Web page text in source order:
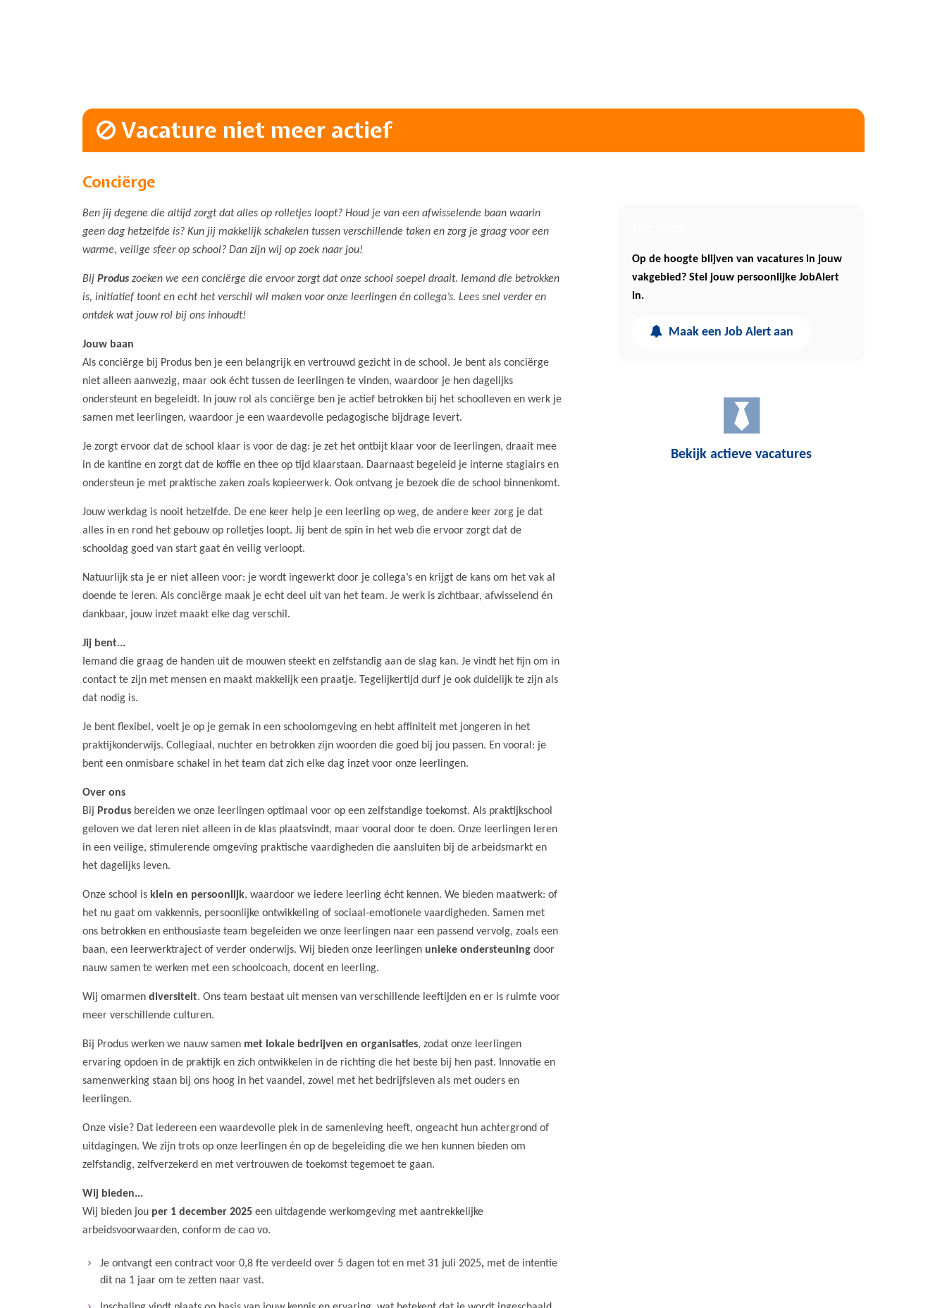
Vacature niet meer actief
Conciërge
Ben jij degene die altijd zorgt dat alles op rolletjes loopt? Houd je van een afwisselende baan waarin
geen dag hetzelfde is? Kun jij makkelijk schakelen tussen verschillende taken en zorg je graag voor een
warme, veilige sfeer op school? Dan zijn wij op zoek naar jou!
Bij Produs zoeken we een conciërge die ervoor zorgt dat onze school soepel draait. Iemand die betrokken
is, initiatief toont en echt het verschil wil maken voor onze leerlingen én collega’s. Lees snel verder en
ontdek wat jouw rol bij ons inhoudt!
Jouw baan
Als conciërge bij Produs ben je een belangrijk en vertrouwd gezicht in de school. Je bent als conciërge
niet alleen aanwezig, maar ook écht tussen de leerlingen te vinden, waardoor je hen dagelijks
ondersteunt en begeleidt. In jouw rol als conciërge ben je actief betrokken bij het schoolleven en werk je
samen met leerlingen, waardoor je een waardevolle pedagogische bijdrage levert.
Je zorgt ervoor dat de school klaar is voor de dag: je zet het ontbijt klaar voor de leerlingen, draait mee
in de kantine en zorgt dat de koffie en thee op tijd klaarstaan. Daarnaast begeleid je interne stagiairs en
ondersteun je met praktische zaken zoals kopieerwerk. Ook ontvang je bezoek die de school binnenkomt.
Jouw werkdag is nooit hetzelfde. De ene keer help je een leerling op weg, de andere keer zorg je dat
alles in en rond het gebouw op rolletjes loopt. Jij bent de spin in het web die ervoor zorgt dat de
schooldag goed van start gaat én veilig verloopt.
Natuurlijk sta je er niet alleen voor: je wordt ingewerkt door je collega’s en krijgt de kans om het vak al
doende te leren. Als conciërge maak je echt deel uit van het team. Je werk is zichtbaar, afwisselend én
dankbaar, jouw inzet maakt elke dag verschil.
Jij bent...
Iemand die graag de handen uit de mouwen steekt en zelfstandig aan de slag kan. Je vindt het fijn om in
contact te zijn met mensen en maakt makkelijk een praatje. Tegelijkertijd durf je ook duidelijk te zijn als
dat nodig is.
Je bent flexibel, voelt je op je gemak in een schoolomgeving en hebt affiniteit met jongeren in het
praktijkonderwijs. Collegiaal, nuchter en betrokken zijn woorden die goed bij jou passen. En vooral: je
bent een onmisbare schakel in het team dat zich elke dag inzet voor onze leerlingen.
Over ons
Bij Produs bereiden we onze leerlingen optimaal voor op een zelfstandige toekomst. Als praktijkschool
geloven we dat leren niet alleen in de klas plaatsvindt, maar vooral door te doen. Onze leerlingen leren
in een veilige, stimulerende omgeving praktische vaardigheden die aansluiten bij de arbeidsmarkt en
het dagelijks leven.
Onze school is klein en persoonlijk, waardoor we iedere leerling écht kennen. We bieden maatwerk: of
het nu gaat om vakkennis, persoonlijke ontwikkeling of sociaal-emotionele vaardigheden. Samen met
ons betrokken en enthousiaste team begeleiden we onze leerlingen naar een passend vervolg, zoals een
baan, een leerwerktraject of verder onderwijs. Wij bieden onze leerlingen unieke ondersteuning door
nauw samen te werken met een schoolcoach, docent en leerling.
Wij omarmen diversiteit. Ons team bestaat uit mensen van verschillende leeftijden en er is ruimte voor
meer verschillende culturen.
Bij Produs werken we nauw samen met lokale bedrijven en organisaties, zodat onze leerlingen
ervaring opdoen in de praktijk en zich ontwikkelen in de richting die het beste bij hen past. Innovatie en
samenwerking staan bij ons hoog in het vaandel, zowel met het bedrijfsleven als met ouders en
leerlingen.
Onze visie? Dat iedereen een waardevolle plek in de samenleving heeft, ongeacht hun achtergrond of
uitdagingen. We zijn trots op onze leerlingen én op de begeleiding die we hen kunnen bieden om
zelfstandig, zelfverzekerd en met vertrouwen de toekomst tegemoet te gaan.
Wij bieden...
Wij bieden jou per 1 december 2025 een uitdagende werkomgeving met aantrekkelijke
arbeidsvoorwaarden, conform de cao vo.
Je ontvangt een contract voor 0,8 fte verdeeld over 5 dagen tot en met 31 juli 2025, met de intentie
dit na 1 jaar om te zetten naar vast.
Op de hoogte blijven van vacatures in jouw
vakgebied? Stel jouw persoonlijke JobAlert
in.
Maak een Job Alert aan
Bekijk actieve vacatures